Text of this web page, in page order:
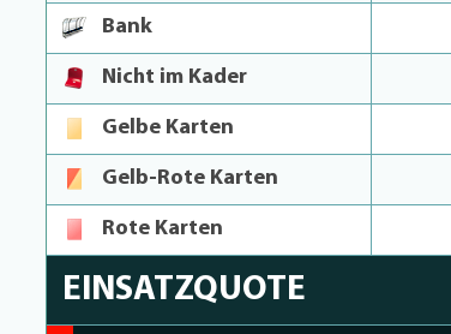
Bank
Nicht im Kader
Gelbe Karten
Gelb-Rote Karten
Rote Karten
EINSATZQUOTE